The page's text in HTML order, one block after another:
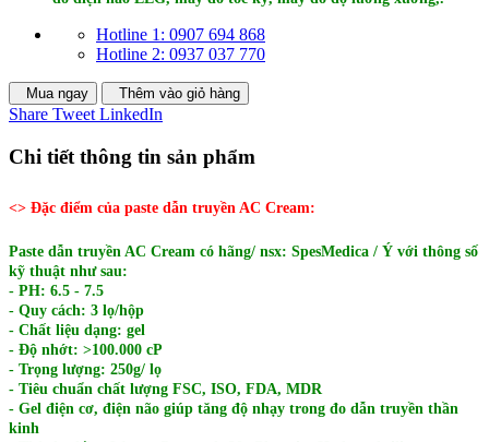
Hotline 1: 0907 694 868
Hotline 2: 0937 037 770
Mua ngay Thêm vào giỏ hàng
Share Tweet LinkedIn
Chi tiết thông tin sản phẩm
<> Đặc điểm của paste dẫn truyền AC Cream:
Paste dẫn truyền AC Cream có hãng/ nsx: SpesMedica / Ý với thông số
kỹ thuật như sau:
- PH: 6.5 - 7.5
- Quy cách: 3 lọ/hộp
- Chất liệu dạng: gel
- Độ nhớt: >100.000 cP
- Trọng lượng: 250g/ lọ
- Tiêu chuẩn chất lượng FSC, ISO, FDA, MDR
- Gel điện cơ, điện não giúp tăng độ nhạy trong đo dẫn truyền thần
kinh